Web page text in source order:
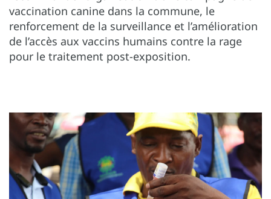
vaccination canine dans la commune, le
renforcement de la surveillance et l’amélioration
de l’accès aux vaccins humains contre la rage
pour le traitement post-exposition.